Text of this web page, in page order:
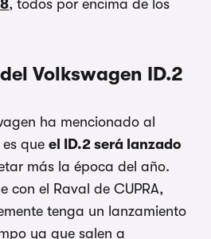
, todos por encima de los
Volkswagen ID.2
ha mencionado al
que el ID.2 será lanzado
más la época del año.
con el Raval de CUPRA,
tenga un lanzamiento
ya que salen a